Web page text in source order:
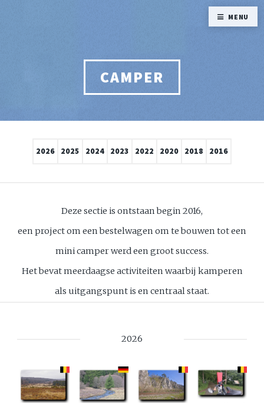
CAMPER
2026 2025 2024 2023 2022 2020 2018 2016
Deze sectie is ontstaan begin 2016,
een project om een bestelwagen om te bouwen tot een
mini camper werd een groot success.
Het bevat meerdaagse activiteiten waarbij kamperen
als uitgangspunt is en centraal staat.
2026
MENU